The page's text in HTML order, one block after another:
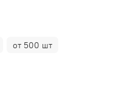
от 500 шт